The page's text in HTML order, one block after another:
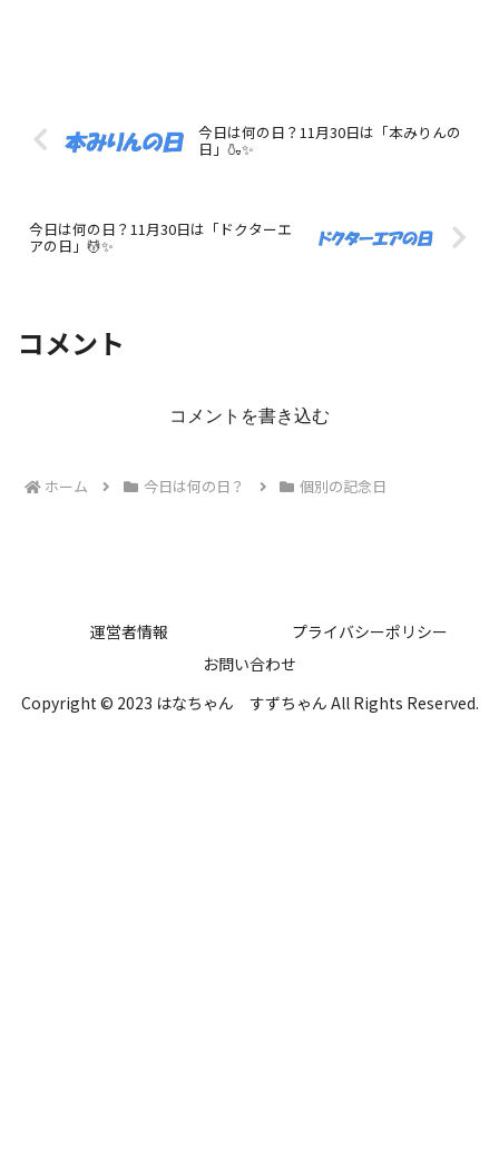
今日は何の日？11月30日は「本みりんの
日」🍶✨
今日は何の日？11月30日は「ドクターエ
アの日」💆✨
コメント
コメントを書き込む
ホーム 今日は何の日？ 個別の記念日
運営者情報
プライバシーポリシー
お問い合わせ
Copyright © 2023 はなちゃん すずちゃん All Rights Reserved.